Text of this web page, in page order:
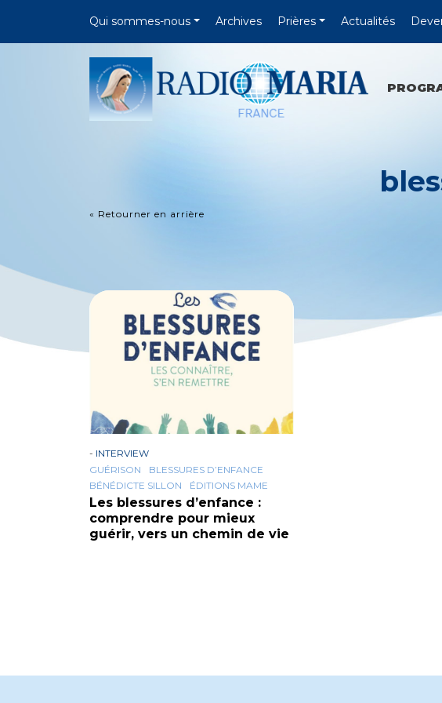
Qui sommes-nous Archives Prières Actualités
« Retourner en arrière
- INTERVIEW
GUÉRISON
BLESSURES D’ENFANCE
BÉNÉDICTE SILLON
ÉDITIONS MAME
Les blessures d’enfance :
comprendre pour mieux
guérir, vers un chemin de vie